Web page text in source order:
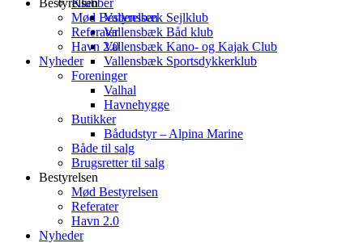
Bestyrelsen
Mød Bestyrelsen
Referater
Havn 2.0
Nyheder
Klubber
Vallensbæk Sejlklub
Vallensbæk Båd klub
Vallensbæk Kano- og Kajak Club
Vallensbæk Sportsdykkerklub
Foreninger
Valhal
Havnehygge
Butikker
Bådudstyr – Alpina Marine
Både til salg
Brugsretter til salg
Bestyrelsen
Mød Bestyrelsen
Referater
Havn 2.0
Nyheder